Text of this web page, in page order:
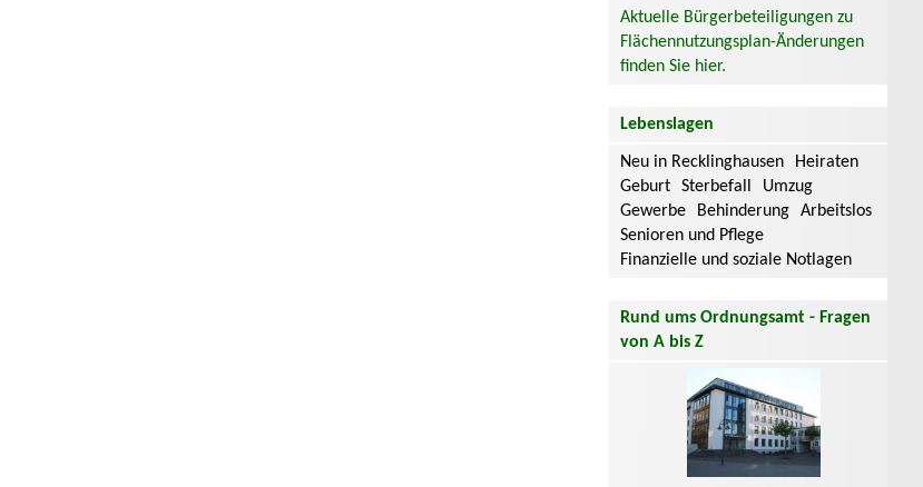
Aktuelle Bürgerbeteiligungen zu
Flächennutzungsplan-Änderungen
finden Sie hier.
Lebenslagen
Neu in Recklinghausen
Heiraten
Geburt
Sterbefall
Umzug
Gewerbe
Behinderung
Arbeitslos
Senioren und Pflege
Finanzielle und soziale Notlagen
Rund ums Ordnungsamt - Fragen
von A bis Z